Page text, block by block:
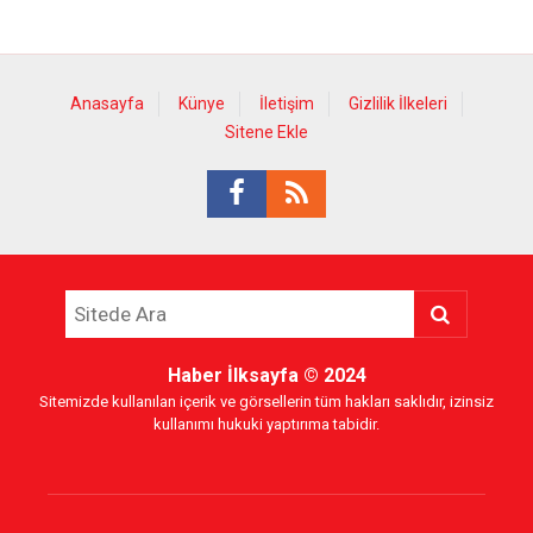
Anasayfa Künye İletişim
Gizlilik İlkeleri
Sitene Ekle
Haber İlksayfa© 2024
Sitemizde kullanılan içerik ve görsellerin tüm hakları saklıdır, izinsiz
kullanımı hukuki yaptırıma tabidir.